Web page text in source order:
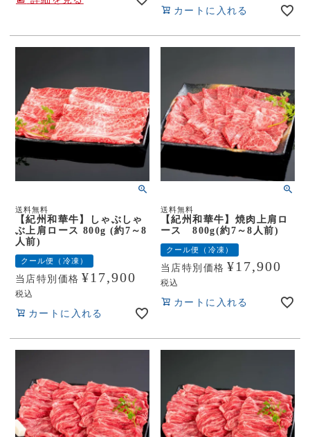
カートに入れる
送料無料
【紀州和華牛】しゃぶしゃ
ぶ上肩ロース 800g (約7～8
人前)
クール便（冷凍）
当店特別価格 ¥17,900
税込
カートに入れる
送料無料
【紀州和華牛】焼肉上肩ロ
ース 800g(約7～8人前)
クール便（冷凍）
当店特別価格 ¥17,900
税込
カートに入れる